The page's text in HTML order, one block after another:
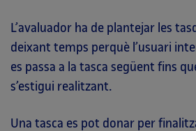
L’avaluador ha de plantejar les
deixant temps perquè l’usuari
es passa a la tasca següent fins
s’estigui realitzant.
Una tasca es pot donar per